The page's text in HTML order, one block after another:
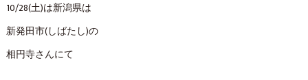
10/28(土)は新潟県は
新発田市(しばたし)の
相円寺さんにて